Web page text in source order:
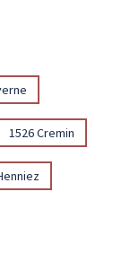
1526 Cremin